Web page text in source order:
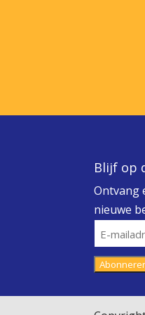
Blijf op
Ontvang
nieuwe
E-
mailadres